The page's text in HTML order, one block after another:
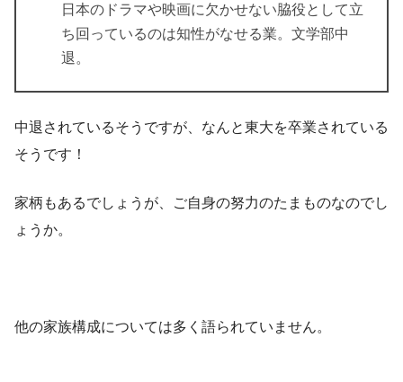
日本のドラマや映画に欠かせない脇役として立
ち回っているのは知性がなせる業。文学部中
退。
中退されているそうですが、なんと東大を卒業されている
そうです！
家柄もあるでしょうが、ご自身の努力のたまものなのでし
ょうか。
他の家族構成については多く語られていません。